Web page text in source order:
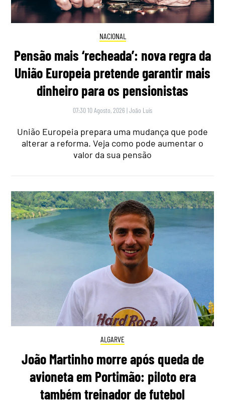
NACIONAL
Pensão mais ‘recheada’: nova regra da
União Europeia pretende garantir mais
dinheiro para os pensionistas
07:30 10 Agosto, 2026 |João Luís
União Europeia prepara uma mudança que pode
alterar a reforma. Veja como pode aumentar o
valor da sua pensão
ALGARVE
João Martinho morre após queda de
avioneta em Portimão: piloto era
também treinador de futebol